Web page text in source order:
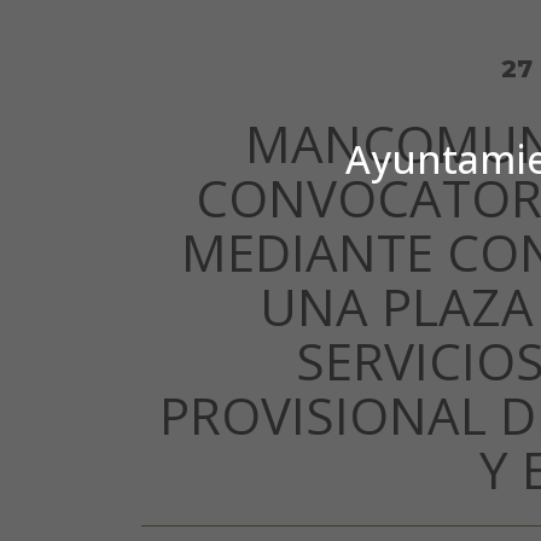
27
MEDIANTE
UNA
PROVISIONAL
Y